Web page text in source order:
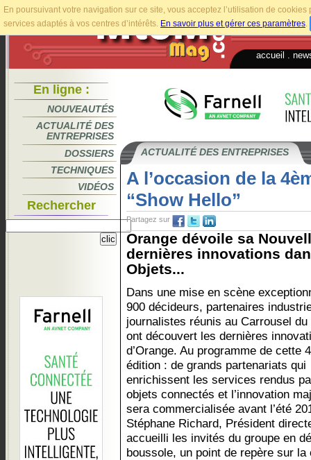
En poursuivant votre navigation sur ce site, vous acceptez l’utilisation de
services adaptés à vos centres d’intérêts. En savoir plus et gérer ces paramètres.
accueil
En ligne :
NOUVEAUTÉS
ACTUALITÉ DES
ENTREPRISES
DOSSIERS
TECHNIQUES
VIDÉOS
Rechercher
ACTUALITÉ DES ENTREPRISES
A l’occasion de la
“Show Hello”
Partagez sur
Orange dévoile sa
dernières innovations
Objets...
Dans une mise en scène
900 décideurs, partenaires
journalistes réunis au Carrousel du
ont découvert les dernières
d’Orange. Au programme de cette
édition : de grands partenariats qui
enrichissent les services rendus
objets connectés et l’innovation
sera commercialisée avant l’été
Stéphane Richard, Président
accueilli les invités du groupe en
boussole, un point de repère sur